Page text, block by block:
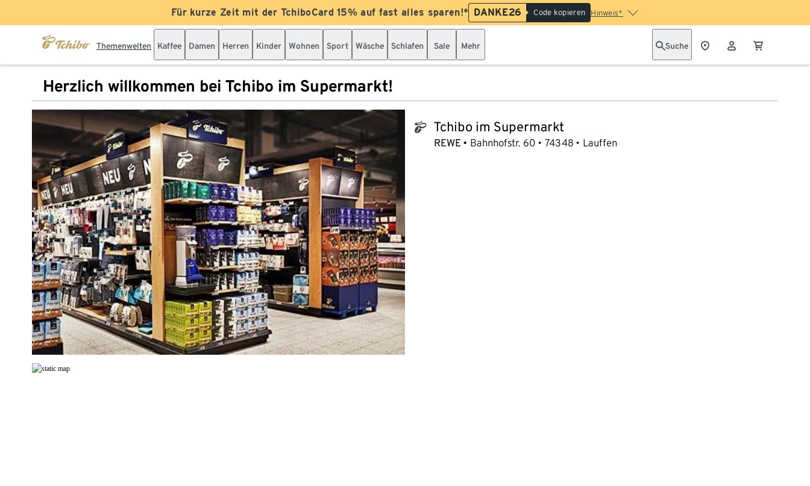
Für kurze Zeit mit der TchiboCard 15% auf fast alles sparen!* DANKE26 Code kopieren Hinweis*
Themenwelten Kaffee Damen Herren Kinder Wohnen Sport Wäsche Schlafen Sale Mehr Suche
Herzlich willkommen bei Tchibo im Supermarkt!
tchibo_logo Tchibo im Supermarkt
REWE Bahnhofstr. 60 74348 Lauffen